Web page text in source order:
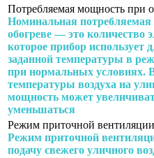
Потребляемая мощность при
Номинальная
обогреве — это количество
которое прибор использует
заданной температуры в
при нормальных условиях.
температуры воздуха на
мощность может
уменьшаться
Режим приточной
Режим приточной
подачу свежего уличного